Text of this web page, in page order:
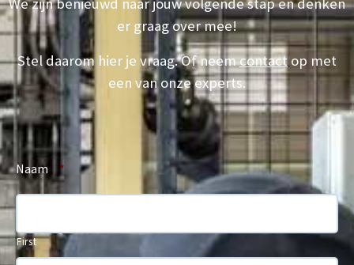
We zijn benieuwd naar jouw volgende stap en denken
er graag over mee!
Stel daarom hier je vraag. Of neemcontactop met
een van onze experts.
Naam *
First